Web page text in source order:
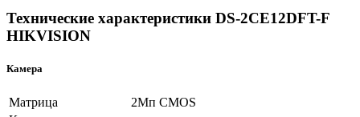
Технические характеристики DS-2CE12DFT-F
HIKVISION
Камера
Матрица
2Мп CMOS